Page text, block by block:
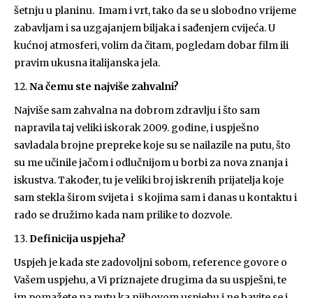
šetnju u planinu. Imam i vrt, tako da se u slobodno vrijeme
zabavljam i sa uzgajanjem biljaka i sađenjem cvijeća. U
kućnoj atmosferi, volim da čitam, pogledam dobar film ili
pravim ukusna italijanska jela.
Na čemu ste najviše zahvalni?
Najviše sam zahvalna na dobrom zdravlju i što sam
napravila taj veliki iskorak 2009. godine, i uspješno
savladala brojne prepreke koje su se nailazile na putu, što
su me učinile jačom i odlučnijom u borbi za nova znanja i
iskustva. Također, tu je veliki broj iskrenih prijatelja koje
sam stekla širom svijeta i s kojima sam i danas u kontaktu i
rado se družimo kada nam prilike to dozvole.
Definicija uspjeha?
Uspjeh je kada ste zadovoljni sobom, reference govore o
Vašem uspjehu, a Vi priznajete drugima da su uspješni, te